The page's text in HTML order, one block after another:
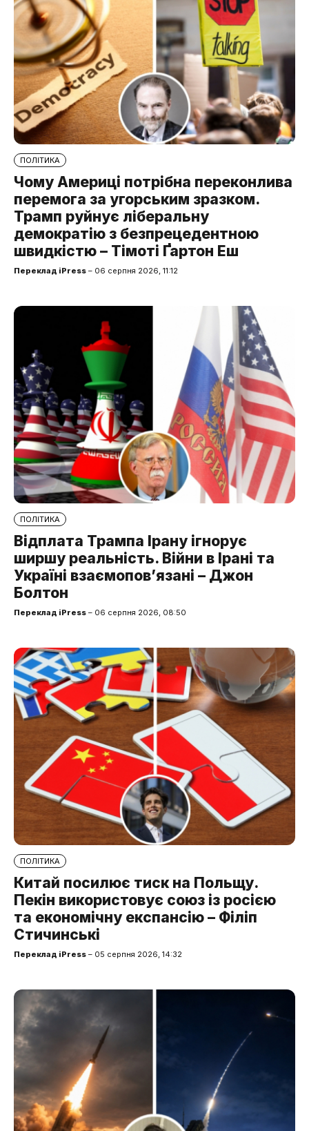
ПОЛІТИКА
Чому Америці потрібна переконлива
перемога за угорським зразком.
Трамп руйнує ліберальну
демократію з безпрецедентною
швидкістю – Тімоті Ґартон Еш
Переклад iPress – 06 серпня 2026, 11:12
ПОЛІТИКА
Відплата Трампа Ірану ігнорує
ширшу реальність. Війни в Ірані та
Україні взаємопов’язані – Джон
Болтон
Переклад iPress – 06 серпня 2026, 08:50
ПОЛІТИКА
Китай посилює тиск на Польщу.
Пекін використовує союз із росією
та економічну експансію – Філіп
Стичинські
Переклад iPress – 05 серпня 2026, 14:32